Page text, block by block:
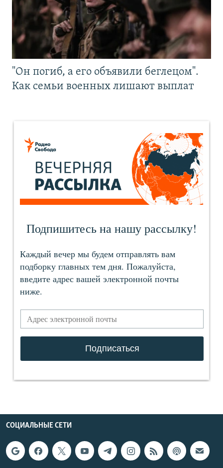
"Он погиб, а его объявили беглецом".
Как семьи военных лишают выплат
СОЦИАЛЬНЫЕ СЕТИ